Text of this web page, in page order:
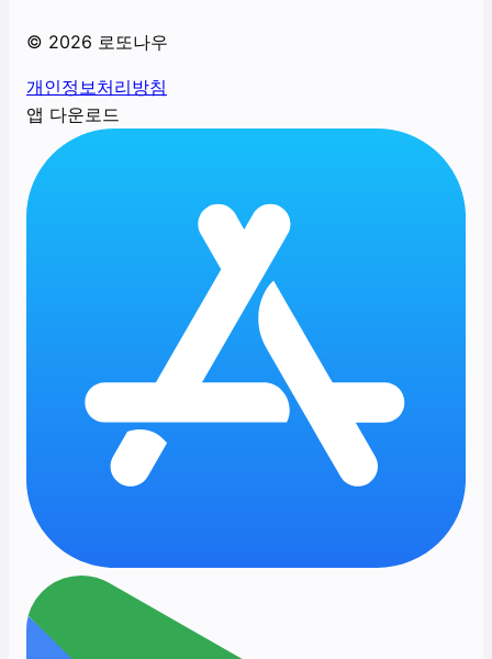
© 2026 로또나우
개인정보처리방침
앱 다운로드